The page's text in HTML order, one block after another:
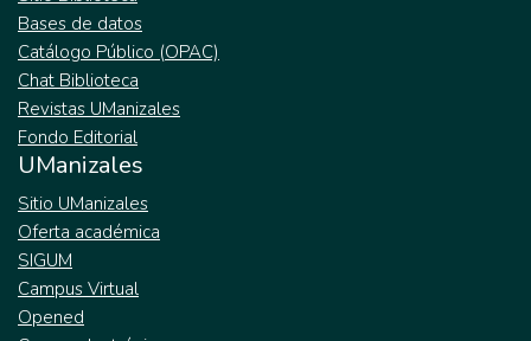
Bases de datos
Catálogo Público (OPAC)
Chat Biblioteca
Revistas UManizales
Fondo Editorial
UManizales
Sitio UManizales
Oferta académica
SIGUM
Campus Virtual
Opened